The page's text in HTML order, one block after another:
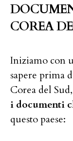
COREA
Iniziamo con
sapere prima
Corea del
i documenti
questo paese: